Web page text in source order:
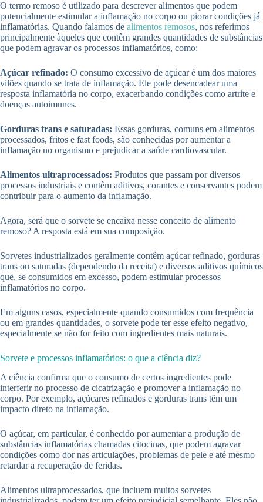
O termo remoso é utilizado para descrever alimentos que podem
potencialmente estimular a inflamação no corpo ou piorar condições já
inflamatórias. Quando falamos de alimentos remosos, nos referimos
principalmente àqueles que contêm grandes quantidades de substâncias
que podem agravar os processos inflamatórios, como:
Açúcar refinado: O consumo excessivo de açúcar é um dos maiores
vilões quando se trata de inflamação. Ele pode desencadear uma
resposta inflamatória no corpo, exacerbando condições como artrite e
doenças autoimunes.
Gorduras trans e saturadas: Essas gorduras, comuns em alimentos
processados, fritos e fast foods, são conhecidas por aumentar a
inflamação no organismo e prejudicar a saúde cardiovascular.
Alimentos ultraprocessados: Produtos que passam por diversos
processos industriais e contêm aditivos, corantes e conservantes podem
contribuir para o aumento da inflamação.
Agora, será que o sorvete se encaixa nesse conceito de alimento
remoso? A resposta está em sua composição.
Sorvetes industrializados geralmente contêm açúcar refinado, gorduras
trans ou saturadas (dependendo da receita) e diversos aditivos químicos
que, se consumidos em excesso, podem estimular processos
inflamatórios no corpo.
Em alguns casos, especialmente quando consumidos com frequência
ou em grandes quantidades, o sorvete pode ter esse efeito negativo,
especialmente se não for feito com ingredientes mais naturais.
Sorvete e processos inflamatórios: o que a ciência diz?
A ciência confirma que o consumo de certos ingredientes pode
interferir no processo de cicatrização e promover a inflamação no
corpo. Por exemplo, açúcares refinados e gorduras trans têm um
impacto direto na inflamação.
O açúcar, em particular, é conhecido por aumentar a produção de
substâncias inflamatórias chamadas citocinas, que podem agravar
condições como dor nas articulações, problemas de pele e até mesmo
retardar a recuperação de feridas.
Alimentos ultraprocessados, que incluem muitos sorvetes